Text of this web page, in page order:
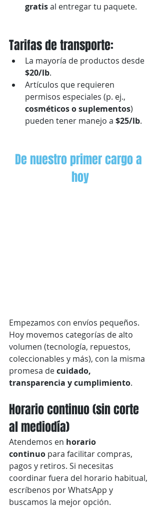
gratis al entregar tu paquete.
Tarifas de transporte:
La mayoría de productos desde
$20/lb.
Artículos que requieren
permisos especiales (p. ej.,
cosméticos o suplementos)
pueden tener manejo a $25/lb.
De nuestro primer cargo a
hoy
Empezamos con envíos pequeños.
Hoy movemos categorías de alto
volumen (tecnología, repuestos,
coleccionables y más), con la misma
promesa de cuidado,
transparencia y cumplimiento.
Horario continuo (sin corte
al mediodía)
Atendemos en horario
continuo para facilitar compras,
pagos y retiros. Si necesitas
coordinar fuera del horario habitual,
escríbenos por WhatsApp y
buscamos la mejor opción.